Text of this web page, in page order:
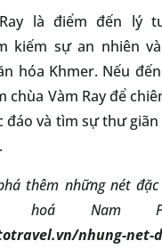
là điểm đến lý
kiếm sự an nhiên
hóa Khmer. Nếu
chùa Vàm Ray để
đáo và tìm sự thư giãn
thêm những nét
hoá Nam
nhung-net-